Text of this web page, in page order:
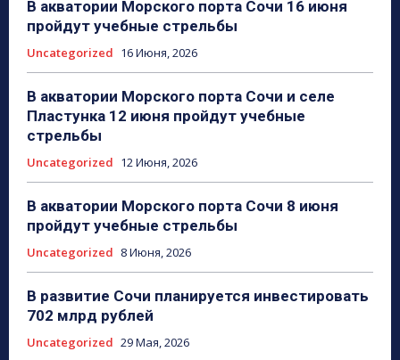
В акватории Морского порта Сочи 16 июня
пройдут учебные стрельбы
Uncategorized 16 Июня, 2026
В акватории Морского порта Сочи и селе
Пластунка 12 июня пройдут учебные
стрельбы
Uncategorized 12 Июня, 2026
В акватории Морского порта Сочи 8 июня
пройдут учебные стрельбы
Uncategorized 8 Июня, 2026
В развитие Сочи планируется инвестировать
702 млрд рублей
Uncategorized 29 Мая, 2026